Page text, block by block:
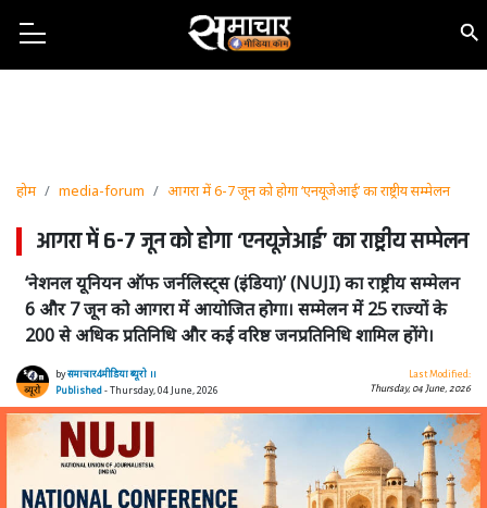
होम media-forum आगरा में 6-7 जून को होगा ‘एनयूजेआई’ का राष्ट्रीय सम्मेलन
आगरा में 6-7 जून को होगा ‘एनयूजेआई’ का राष्ट्रीय सम्मेलन
‘नेशनल यूनियन ऑफ जर्नलिस्ट्स (इंडिया)’ (NUJI) का राष्ट्रीय सम्मेलन
6 और 7 जून को आगरा में आयोजित होगा। सम्मेलन में 25 राज्यों के
200 से अधिक प्रतिनिधि और कई वरिष्ठ जनप्रतिनिधि शामिल होंगे।
byसमाचार4मीडिया ब्यूरो ।।
Published- Thursday, 04 June, 2026
Last Modified:
Thursday, 04 June, 2026